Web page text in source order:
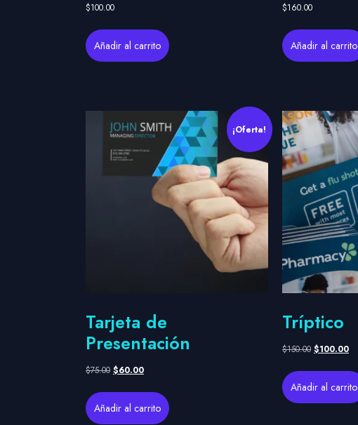
$100.00
Añadir al carrito
$160.00
Añadir al carrito
¡Oferta!
Tarjeta de
Presentación
$75.00 $60.00
Añadir al carrito
Tríptico
$150.00 $100.00
Añadir al carrito